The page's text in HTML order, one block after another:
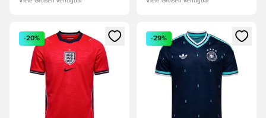
Öffnet ein Fenster zum Anmelden oder Registrieren als
-20%
Öffnet ein Fenster zum
-29%